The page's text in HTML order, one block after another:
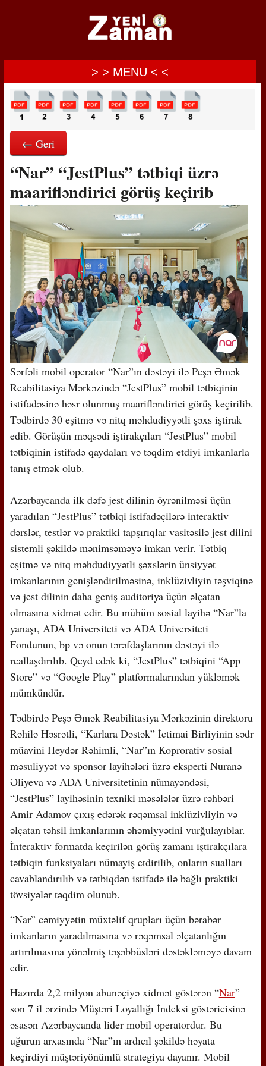
> > MENU < <
← Geri
“Nar” “JestPlus” tətbiqi üzrə
maarifləndirici görüş keçirib
Sərfəli mobil operator “Nar”ın dəstəyi ilə Peşə Əmək
Reabilitasiya Mərkəzində “JestPlus” mobil tətbiqinin
istifadəsinə həsr olunmuş maarifləndirici görüş keçirilib.
Tədbirdə 30 eşitmə və nitq məhdudiyyətli şəxs iştirak
edib. Görüşün məqsədi iştirakçıları “JestPlus” mobil
tətbiqinin istifadə qaydaları və təqdim etdiyi imkanlarla
tanış etmək olub.
Azərbaycanda ilk dəfə jest dilinin öyrənilməsi üçün
yaradılan “JestPlus” tətbiqi istifadəçilərə interaktiv
dərslər, testlər və praktiki tapşırıqlar vasitəsilə jest dilini
sistemli şəkildə mənimsəməyə imkan verir. Tətbiq
eşitmə və nitq məhdudiyyətli şəxslərin ünsiyyət
imkanlarının genişləndirilməsinə, inklüzivliyin təşviqinə
və jest dilinin daha geniş auditoriya üçün əlçatan
olmasına xidmət edir. Bu mühüm sosial layihə “Nar”la
yanaşı, ADA Universiteti və ADA Universiteti
Fondunun, bp və onun tərəfdaşlarının dəstəyi ilə
reallaşdırılıb. Qeyd edək ki, “JestPlus” tətbiqini “App
Store” və “Google Play” platformalarından yükləmək
mümkündür.
Tədbirdə Peşə Əmək Reabilitasiya Mərkəzinin direktoru
Rəhilə Həsrətli, “Karlara Dəstək” İctimai Birliyinin sədr
müavini Heydər Rəhimli, “Nar”ın Koprorativ sosial
məsuliyyət və sponsor layihələri üzrə eksperti Nuranə
Əliyeva və ADA Universitetinin nümayəndəsi,
“JestPlus” layihəsinin texniki məsələlər üzrə rəhbəri
Amir Adamov çıxış edərək rəqəmsal inklüzivliyin və
əlçatan təhsil imkanlarının əhəmiyyətini vurğulayıblar.
İnteraktiv formatda keçirilən görüş zamanı iştirakçılara
tətbiqin funksiyaları nümayiş etdirilib, onların sualları
cavablandırılıb və tətbiqdən istifadə ilə bağlı praktiki
tövsiyələr təqdim olunub.
“Nar” cəmiyyətin müxtəlif qrupları üçün bərabər
imkanların yaradılmasına və rəqəmsal əlçatanlığın
artırılmasına yönəlmiş təşəbbüsləri dəstəkləməyə davam
edir.
Hazırda 2,2 milyon abunəçiyə xidmət göstərən “Nar”
son 7 il ərzində Müştəri Loyallığı İndeksi göstəricisinə
əsasən Azərbaycanda lider mobil operatordur. Bu
uğurun arxasında “Nar”ın ardıcıl şəkildə həyata
keçirdiyi müştəriyönümlü strategiya dayanır. Mobil